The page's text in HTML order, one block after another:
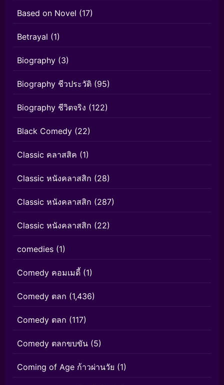
Based on Novel (17)
Betrayal (1)
Biography (3)
Biography ชีวประวัติ (95)
Biography ชีวิตจริง (122)
Black Comedy (22)
Classic คลาสสิค (1)
Classic หนังคลาสสิก (28)
Classic หนังคลาสสิก (287)
Classic หนังคลาสสิก (22)
comedies (1)
Comedy คอมเมดี้ (1)
Comedy ตลก (1,436)
Comedy ตลก (117)
Comedy ตลกขบขัน (5)
Coming of Age ก้าวผ่านวัย (1)